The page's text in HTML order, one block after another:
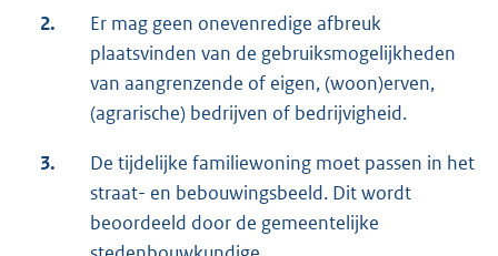
2.
Er mag geen onevenredige afbreuk
plaatsvinden van de gebruiksmogelijkheden
van aangrenzende of eigen, (woon)erven,
(agrarische) bedrijven of bedrijvigheid.
3.
De tijdelijke familiewoning moet passen in het
straat- en bebouwingsbeeld. Dit wordt
beoordeeld door de gemeentelijke